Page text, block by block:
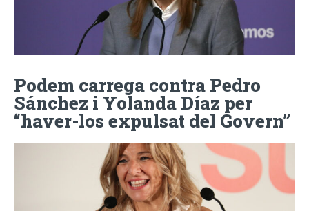
Podem carrega contra Pedro
Sánchez i Yolanda Díaz per
“haver-los expulsat del Govern”